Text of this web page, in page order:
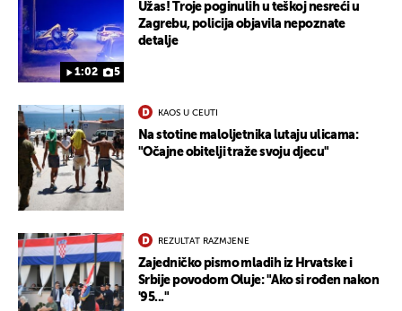
1:02 5
Užas! Troje poginulih u teškoj nesreći u
Zagrebu, policija objavila nepoznate
detalje
KAOS U CEUTI
Na stotine maloljetnika lutaju ulicama:
"Očajne obitelji traže svoju djecu"
REZULTAT RAZMJENE
Zajedničko pismo mladih iz Hrvatske i
Srbije povodom Oluje: "Ako si rođen nakon
'95..."